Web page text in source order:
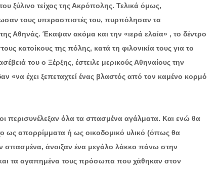
ξύλινο τείχος της Ακρόπολης. Τελικά όμως,
τους υπερασπιστές του, πυρπόλησαν τα
Αθηνάς. Έκαψαν ακόμα και την «ιερά ελαία» , το δέντρο
της πόλης, κατά τη φιλονικία τους για το
του ο Ξέρξης, έστειλε μερικούς Αθηναίους την
«να έχει ξεπεταχτεί ένας βλαστός από τον καμένο κορμό
περισυνέλεξαν όλα τα σπασμένα αγάλματα. Και ενώ θα
ως απορρίμματα ή ως οικοδομικό υλικό (όπως θα
σπασμένα, άνοιξαν ένα μεγάλο λάκκο πάνω στην
τα αγαπημένα τους πρόσωπα που χάθηκαν στον